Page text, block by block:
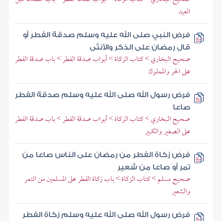
العيد
فرض النبي صلى الله عليه وسلم صدقة الفطر أو
قال رمضان على الذكر والأنثى
صحيح البخاري > كتاب الزكاة > أبواب صدقة الفطر > باب صدقة الفطر
على الحر والمملوك
فرض رسول الله صلى الله عليه وسلم صدقة الفطر
صاعا
صحيح البخاري > كتاب الزكاة > أبواب صدقة الفطر > باب صدقة الفطر
على الصغير والكبير
فرض زكاة الفطر من رمضان على الناس صاعا من
تمر أو صاعا من شعير
صحيح مسلم > كتاب الزكاة > باب زكاة الفطر على المسلمين من التمر
والشعير
فرض رسول الله صلى الله عليه وسلم زكاة الفطر